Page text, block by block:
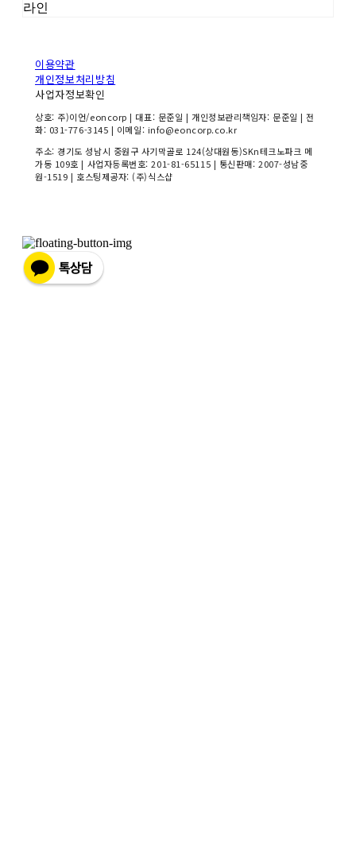
라인
이용약관
개인정보처리방침
사업자정보확인
상호: 주)이언/eoncorp | 대표: 문준일 | 개인정보관리책임자: 문준일 | 전
화: 031-776-3145 | 이메일: info@eoncorp.co.kr
주소: 경기도 성남시 중원구 사기막골로 124(상대원동)SKn테크노파크 메
가동 109호 | 사업자등록번호:201-81-65115 | 통신판매:2007-성남중
원-1519 | 호스팅제공자: (주)식스샵